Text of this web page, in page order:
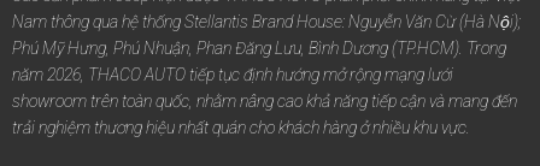
Nam thông qua hệ thống Stellantis Brand House: Nguyễn Văn Cừ (Hà Nội);
Phú Mỹ Hưng, Phú Nhuận, Phan Đăng Lưu, Bình Dương (TP.HCM). Trong
năm 2026, THACO AUTO tiếp tục định hướng mở rộng mạng lưới
showroom trên toàn quốc, nhằm nâng cao khả năng tiếp cận và mang đến
trải nghiệm thương hiệu nhất quán cho khách hàng ở nhiều khu vực.